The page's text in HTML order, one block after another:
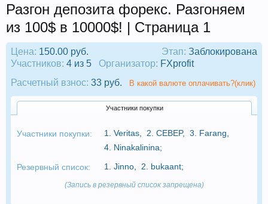
Разгон депозита форекс. Разгоняем
из 100$ в 10000$! | Страница 1
Этап: Заблокирована
Цена: 150.00 руб.
Участников: 4 из 5 Организатор: FXprofit
Расчетный взнос: 33 руб. В какой валюте оплачивать?(клик)
Участники покупки
Участники покупки: 1. Veritas 2. CEBEP, 3. Farang
4. Ninakalinina;
Резервный список: 1. Jinno 2. bukaant;
(Запись в резервный список запрещена)